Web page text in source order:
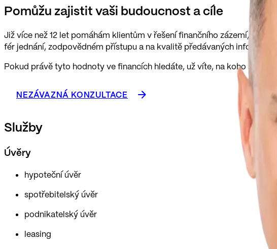
Pomůžu zajistit vaši budoucnost a cíle
Již více než 12 let pomáhám klientům v řešení finančního zázemí,
fér jednání, zodpovědném přístupu a na kvalitě předávaných
Pokud právě tyto hodnoty ve financích hledáte, už víte, na koho se
NEZÁVAZNÁ KONZULTACE
Služby
Úvěry
hypoteční úvěr
spotřebitelský úvěr
podnikatelský úvěr
leasing